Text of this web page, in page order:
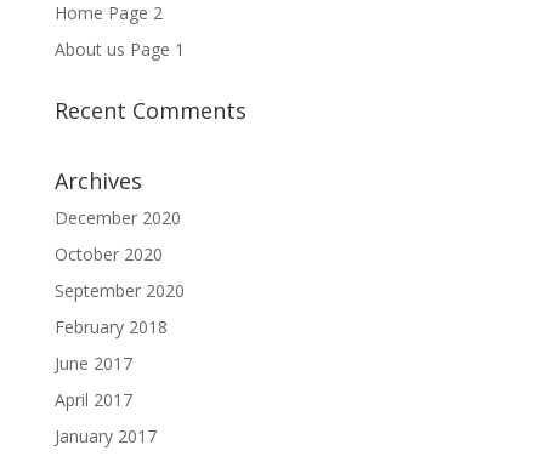
Home Page 2
About us Page 1
Recent Comments
Archives
December 2020
October 2020
September 2020
February 2018
June 2017
April 2017
January 2017